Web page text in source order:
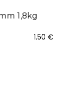
1.50 €